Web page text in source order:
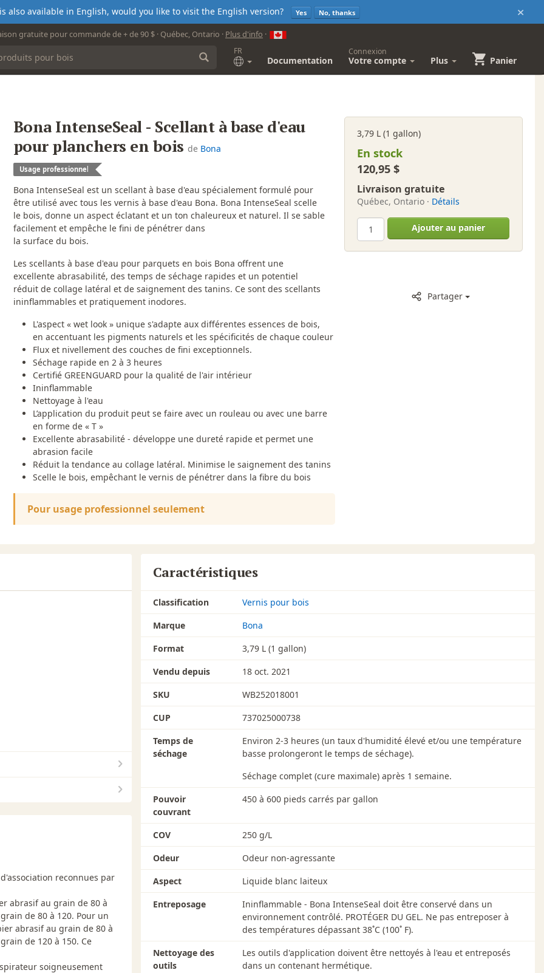
×
also available in English, would you like to visit the English version? Yes No, thanks
gratuite pour commande de + de 90 $ · Québec, Ontario · Plus d'info ·
FR
Documentation
Connexion
Votre compte Plus Panier
3,79 L (1 gallon)
En stock
120,95 $
Livraison gratuite
Québec, Ontario · Détails
Ajouter au panier
Partager
Bona IntenseSeal - Scellant à base d'eau
pour planchers en bois de Bona
Usage professionnel
Bona IntenseSeal est un scellant à base d'eau spécialement formulé pour
être utilisé avec tous les vernis à base d'eau Bona. Bona IntenseSeal scelle
le bois, donne un aspect éclatant et un ton chaleureux et naturel. Il se sable
facilement et empêche le fini de pénétrer dans
la surface du bois.
Les scellants à base d'eau pour parquets en bois Bona offrent une
excellente abrasabilité, des temps de séchage rapides et un potentiel
réduit de collage latéral et de saignement des tanins. Ce sont des scellants
ininflammables et pratiquement inodores.
L'aspect « wet look » unique s'adapte aux différentes essences de bois,
en accentuant les pigments naturels et les spécificités de chaque couleur
Flux et nivellement des couches de fini exceptionnels.
Séchage rapide en 2 à 3 heures
Certifié GREENGUARD pour la qualité de l'air intérieur
Ininflammable
Nettoyage à l'eau
L’application du produit peut se faire avec un rouleau ou avec une barre
en forme de « T »
Excellente abrasabilité - développe une dureté rapide et permet une
abrasion facile
Réduit la tendance au collage latéral. Minimise le saignement des tanins
Scelle le bois, empêchant le vernis de pénétrer dans la fibre du bois
Pour usage professionnel seulement
reconnues par
abrasif au grain de 80 à
de 80 à 120. Pour un
abrasif au grain de 80 à
de 120 à 150. Ce
soigneusement
Caractéristiques
Classification
Vernis pour bois
Marque
Bona
Format
3,79 L (1 gallon)
Vendu depuis
18 oct. 2021
SKU
WB252018001
CUP
737025000738
Temps de
séchage
Environ 2-3 heures (un taux d'humidité élevé et/ou une température
basse prolongeront le temps de séchage).
Séchage complet (cure maximale) après 1 semaine.
Pouvoir
couvrant
450 à 600 pieds carrés par gallon
COV
250 g/L
Odeur
Odeur non-agressante
Aspect
Liquide blanc laiteux
Entreposage
Ininflammable - Bona IntenseSeal doit être conservé dans un
environnement contrôlé. PROTÉGER DU GEL. Ne pas entreposer à
des températures dépassant 38˚C (100˚ F).
Nettoyage des
outils
Les outils d'application doivent être nettoyés à l'eau et entreposés
dans un contenant hermétique.